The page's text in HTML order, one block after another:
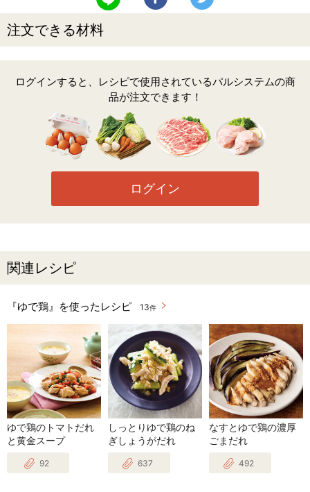
注文できる材料
ログインすると、レシピで使用されているパルシステムの商
品が注文できます！
ログイン
関連レシピ
『ゆで鶏』を使ったレシピ 13件
ゆで鶏のトマトだれ
と黄金スープ
92
しっとりゆで鶏のね
ぎしょうがだれ
637
なすとゆで鶏の濃厚
ごまだれ
492